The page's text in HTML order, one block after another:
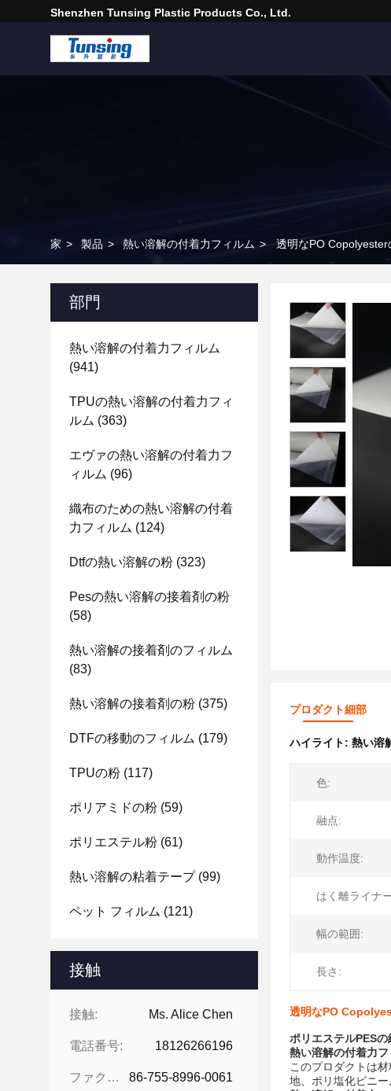
Shenzhen Tunsing Plastic Products Co., Ltd.
家 > 製品 > 熱い溶解の付着力フィルム > 透明なPO
部門
熱い溶解の付着力フィルム
(941)
TPUの熱い溶解の付着力フィ
ルム (363)
エヴァの熱い溶解の付着力フ
ィルム (96)
織布のための熱い溶解の付着
力フィルム (124)
Dtfの熱い溶解の粉 (323)
Pesの熱い溶解の接着剤の粉
(58)
熱い溶解の接着剤のフィルム
(83)
熱い溶解の接着剤の粉 (375)
DTFの移動のフィルム (179)
TPUの粉 (117)
ポリアミドの粉 (59)
ポリエステル粉 (61)
熱い溶解の粘着テープ(99)
ペット フィルム (121)
接触
接触: Ms. Alice Chen
電話番号: 18126266196
ファクシミリ: 86-755-8996-0061
プロダクト細部
ハイライト: 熱い溶
色:
融点:
動作温度:
はく離ライナ
幅の範囲:
長さ:
透明なPO
ポリエステルPES
熱い溶解の付着力
このプロダクトは
地、ポリ塩化ビニ